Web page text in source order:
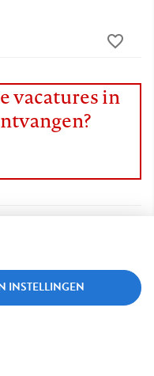
vacatures in
INSTELLINGEN